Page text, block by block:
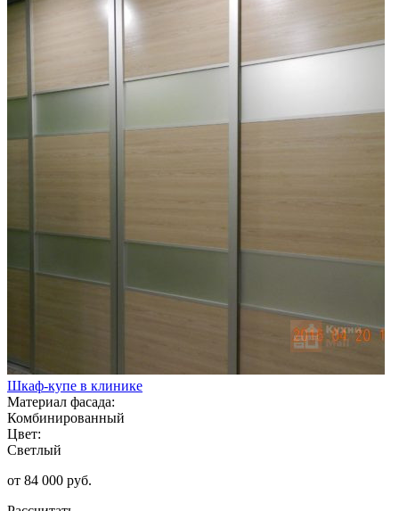
Шкаф-купе в клинике
Материал фасада:
Комбинированный
Цвет:
Светлый
от 84 000 руб.